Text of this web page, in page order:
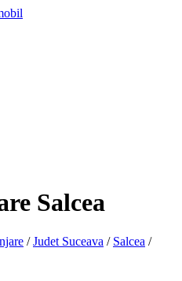
Salcea
/Judet Suceava / Salcea /